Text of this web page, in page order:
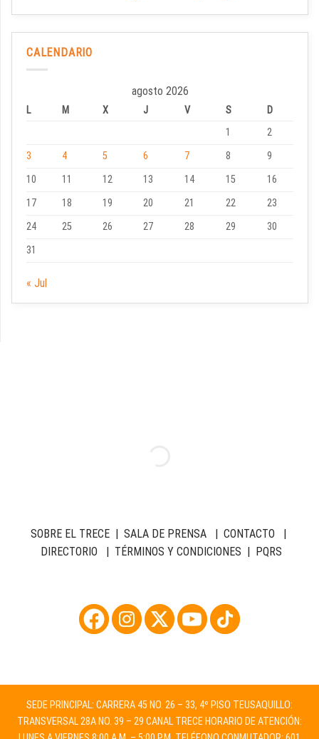
CALENDARIO
agosto 2026
L M X J V S
D
1
2
3
4 5 6 7 8
9
10
11 12 13 14 15
16
17
18 19 20 21 22
23
24
25 26 27 28 29
30
31
« Jul
SOBRE EL TRECE| SALA DE PRENSA| CONTACTO |
DIRECTORIO | TÉRMINOS Y CONDICIONES | PQRS
SEDE PRINCIPAL: CARRERA 45 NO. 26 – 33, 4º PISO TEUSAQUILLO:
TRANSVERSAL 28A NO. 39 – 29 CANAL TRECE HORARIO DE ATENCIÓN: